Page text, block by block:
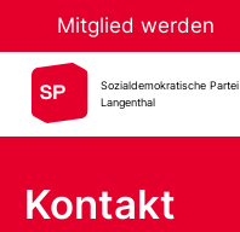
Mitglied werden
Sozialdemokratische Partei
Langenthal
Kontakt